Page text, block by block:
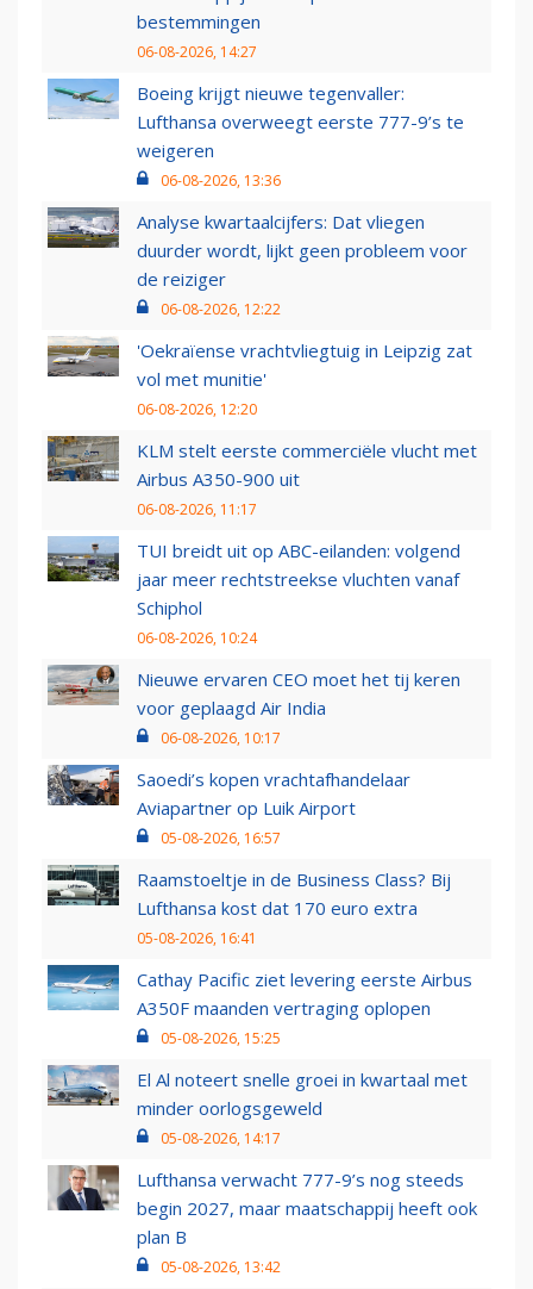
bestemmingen
06-08-2026, 14:27
Boeing krijgt nieuwe tegenvaller:
Lufthansa overweegt eerste 777-9’s te
weigeren
06-08-2026, 13:36
Analyse kwartaalcijfers: Dat vliegen
duurder wordt, lijkt geen probleem voor
de reiziger
06-08-2026, 12:22
'Oekraïense vrachtvliegtuig in Leipzig zat
vol met munitie'
06-08-2026, 12:20
KLM stelt eerste commerciële vlucht met
Airbus A350-900 uit
06-08-2026, 11:17
TUI breidt uit op ABC-eilanden: volgend
jaar meer rechtstreekse vluchten vanaf
Schiphol
06-08-2026, 10:24
Nieuwe ervaren CEO moet het tij keren
voor geplaagd Air India
06-08-2026, 10:17
Saoedi’s kopen vrachtafhandelaar
Aviapartner op Luik Airport
05-08-2026, 16:57
Raamstoeltje in de Business Class? Bij
Lufthansa kost dat 170 euro extra
05-08-2026, 16:41
Cathay Pacific ziet levering eerste Airbus
A350F maanden vertraging oplopen
05-08-2026, 15:25
El Al noteert snelle groei in kwartaal met
minder oorlogsgeweld
05-08-2026, 14:17
Lufthansa verwacht 777-9’s nog steeds
begin 2027, maar maatschappij heeft ook
plan B
05-08-2026, 13:42